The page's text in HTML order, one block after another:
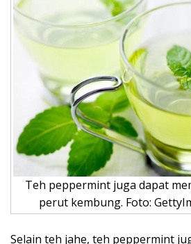
Teh peppermint juga dapat
perut kembung. Foto:
Selain teh jahe, teh peppermint